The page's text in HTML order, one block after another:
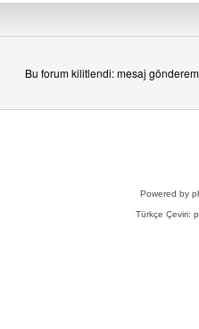
Bu forum kilitlendi: mesaj
Powered by
Türkçe Çeviri: